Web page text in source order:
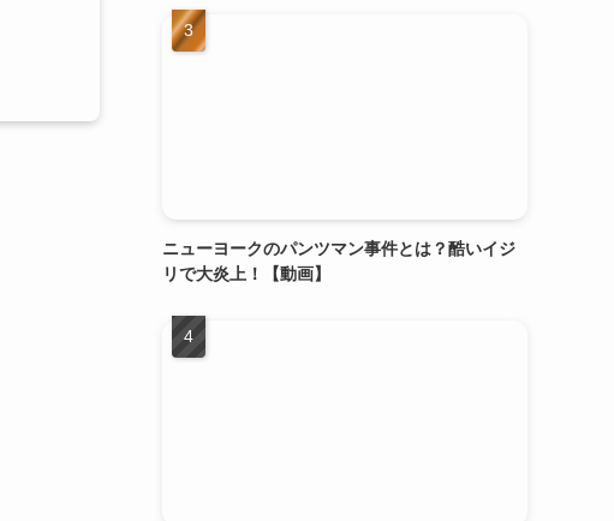
ニューヨークのパンツマン事件とは？酷いイジ
リで大炎上！【動画】